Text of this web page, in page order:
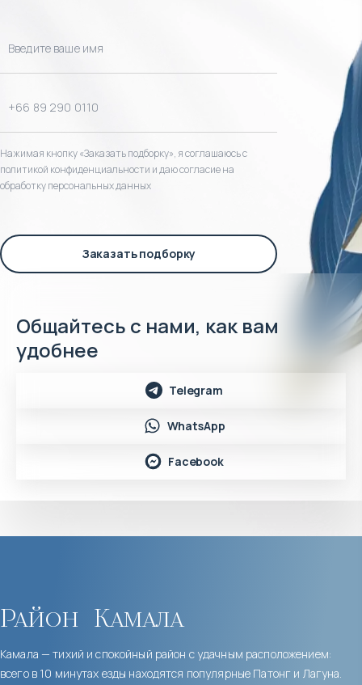
Нажимая кнопку «Заказать подборку», я соглашаюсь с
политикой конфиденциальности и даю согласие на
обработку персональных данных
Заказать подборку
Общайтесь с нами, как вам
удобнее
Telegram
WhatsApp
Facebook
Район Камала
Камала — тихий и спокойный район с удачным расположением:
всего в 10 минутах езды находятся популярные Патонг и Лагуна.